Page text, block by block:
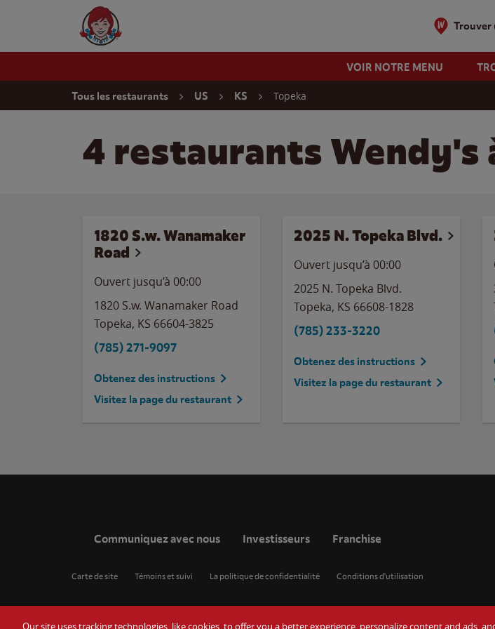
Wendy's Website Home
Trouver
VOIR NOTRE MENU
Return to NavTous les restaurants US KS Topeka
4 restaurants Wendy's
1820 S.w. Wanamaker
Road
Ouvert jusqu’à 00:00
1820 S.w. Wanamaker Road
Topeka, KS 66604-3825
(785) 271-9097
Obtenez des instructions
Visitez la page du restaurant
2025 N. Topeka Blvd.
Ouvert jusqu’à 00:00
2025 N. Topeka Blvd.
Topeka, KS 66608-1828
(785) 233-3220
Obtenez des instructions
Visitez la page du restaurant
Communiquez avec nous Investisseurs Franchise
Carte de site Témoins et suivi La politique de confidentialité Conditions d'utilisation
Our site uses tracking technologies, like cookies, to offer you a better experience, personalize content and ads,